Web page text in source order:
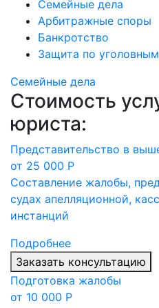
Семейные дела
Арбитражные споры
Банкротство
Защита по
Семейные дела
Стоимость
юриста:
Представительство в
от 25 000 Р
Составление жалобы,
судах апелляционной,
инстанций
Подробнее
Заказать консультацию
Подготовка жалобы
от 10 000 Р